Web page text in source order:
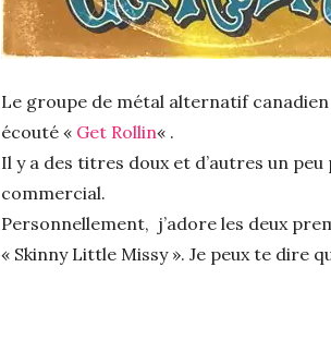
Le groupe de métal alternatif
écouté « Get Rollin« .
Il y a des titres doux et d’autres un
commercial.
Personnellement, j’adore les deux
« Skinny Little Missy ». Je peux te dire